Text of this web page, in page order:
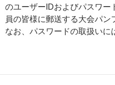
のユーザーIDおよびパスワー
員の皆様に郵送する大会パン
なお、パスワードの取扱いに